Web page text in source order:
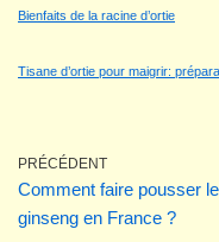
Bienfaits de la racine d’ortie
Tisane d’ortie pour maigrir:
PRÉCÉDENT
Comment faire pousser le
ginseng en France ?